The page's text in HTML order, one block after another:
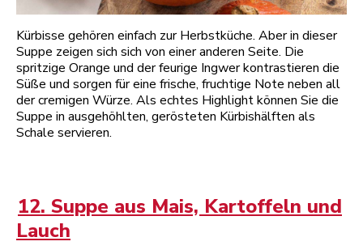
Kürbisse gehören einfach zur Herbstküche. Aber in dieser
Suppe zeigen sich sich von einer anderen Seite. Die
spritzige Orange und der feurige Ingwer kontrastieren die
Süße und sorgen für eine frische, fruchtige Note neben all
der cremigen Würze. Als echtes Highlight können Sie die
Suppe in ausgehöhlten, gerösteten Kürbishälften als
Schale servieren.
12. Suppe aus Mais, Kartoffeln und
Lauch